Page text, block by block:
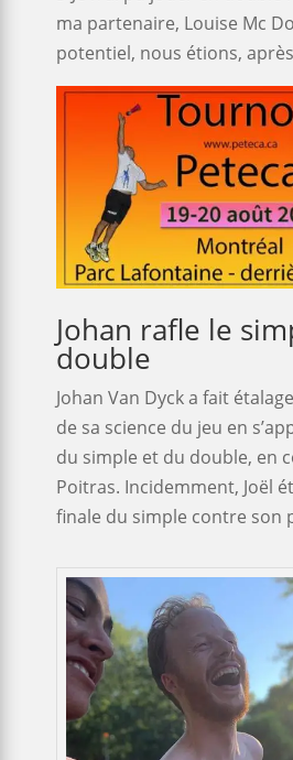
ma partenaire, Louise Mc
potentiel, nous étions,
Johan rafle le
double
Johan Van Dyck a fait
de sa science du jeu en
du simple et du double, en
Poitras. Incidemment, Joël
finale du simple contre son